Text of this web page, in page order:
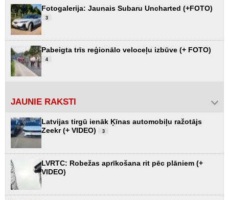
Fotogalerija: Jaunais Subaru Uncharted (+FOTO)
3
Pabeigta trīs reģionālo veloceļu izbūve (+ FOTO)
4
JAUNIE RAKSTI
Latvijas tirgū ienāk Ķīnas automobiļu ražotājs
Zeekr (+ VIDEO)
3
LVRTC: Robežas aprīkošana rit pēc plāniem (+
VIDEO)